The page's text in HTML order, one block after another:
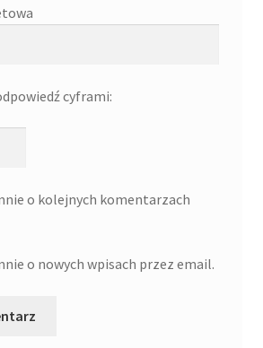
cyframi:
o kolejnych komentarzach
o nowych wpisach przez email.